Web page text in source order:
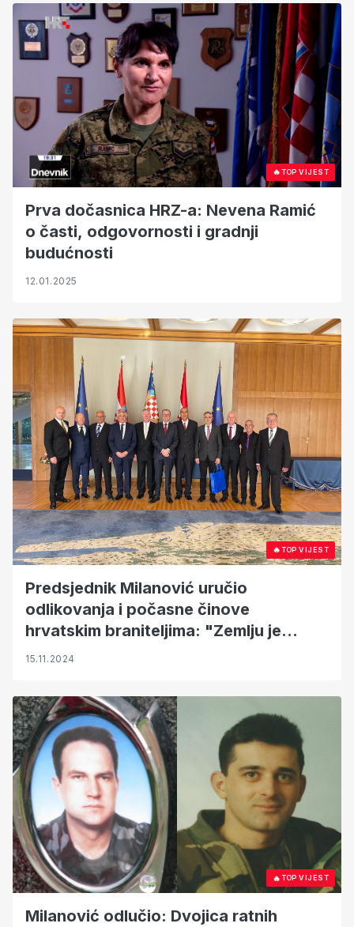
🔥TOP VIJEST
Prva dočasnica HRZ-a: Nevena Ramić
o časti, odgovornosti i gradnji
budućnosti
12.01.2025
🔥TOP VIJEST
Predsjednik Milanović uručio
odlikovanja i počasne činove
hrvatskim braniteljima: "Zemlju je
obranio mali broj hrabrih ljudi
15.11.2024
🔥TOP VIJEST
Milanović odlučio: Dvojica ratnih